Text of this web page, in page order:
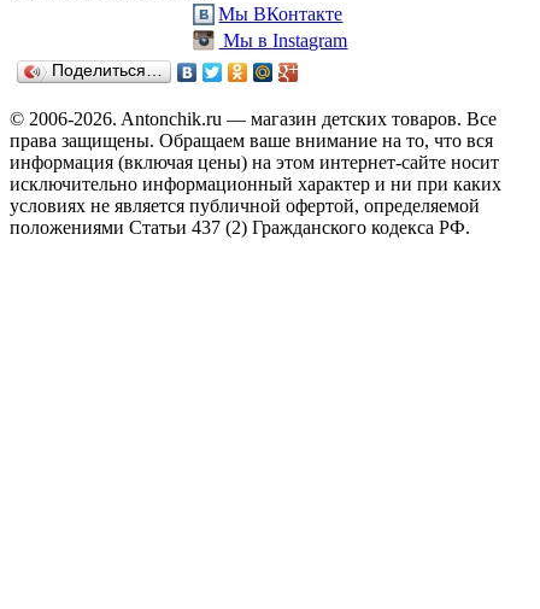
Мы ВКонтакте
Мы в Instagram
Поделиться…
© 2006-2026. Antonchik.ru — магазин детских товаров. Все
права защищены. Обращаем ваше внимание на то, что вся
информация (включая цены) на этом интернет-сайте носит
исключительно информационный характер и ни при каких
условиях не является публичной офертой, определяемой
положениями Статьи 437 (2) Гражданского кодекса РФ.